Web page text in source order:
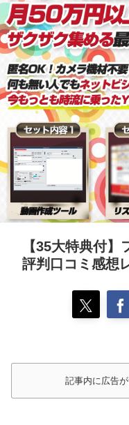
【35大特典付
評判口コミ感想
記事内に広告